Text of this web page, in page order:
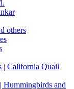
others
| California Quail
Hummingbirds and